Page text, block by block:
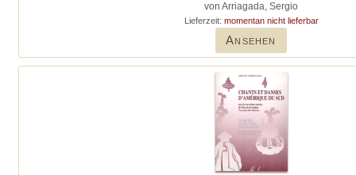
von Arriagada, Sergio
Lieferzeit: momentan nicht lieferbar
Ansehen